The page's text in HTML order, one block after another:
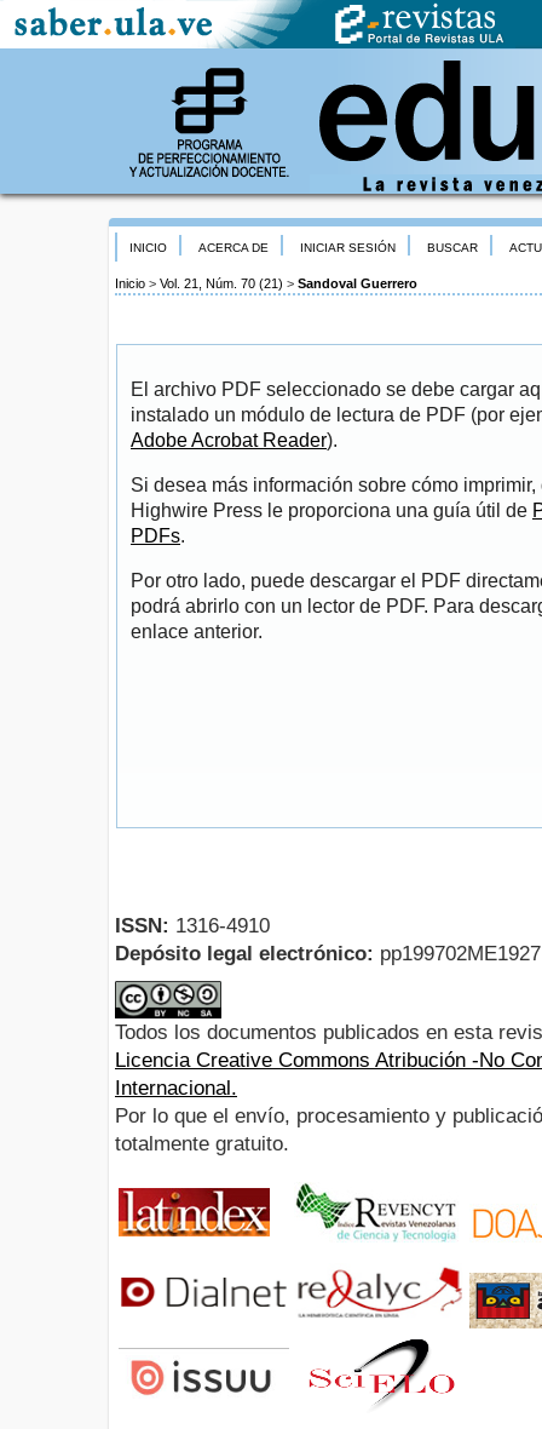
INICIO ACERCA DE INICIAR SESIÓN BUSCAR
Inicio > Vol. 21, Núm. 70 (21) > Sandoval Guerrero
El archivo PDF seleccionado se debe cargar
instalado un módulo de lectura de PDF (por
Adobe Acrobat Reader).
Si desea más información sobre cómo
Highwire Press le proporciona una guía útil de
PDFs.
Por otro lado, puede descargar el PDF
podrá abrirlo con un lector de PDF. Para
enlace anterior.
ISSN: 1316-4910
Depósito legal electrónico:
Todos los documentos publicados en esta
Licencia Creative Commons Atribución -No
Internacional.
Por lo que el envío, procesamiento y
totalmente gratuito.